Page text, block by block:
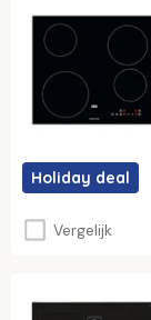
Holiday deal
Vergelijk